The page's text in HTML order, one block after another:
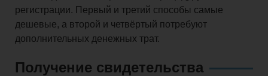
регистрации. Первый и третий способы самые
дешевые, а второй и четвёртый потребуют
дополнительных денежных трат.
Получение свидетельства